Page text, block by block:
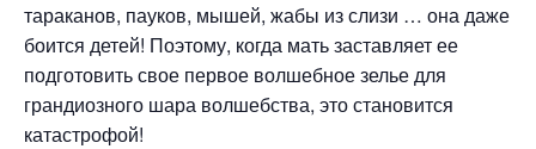
тараканов, пауков, мышей, жабы из слизи … она даже
боится детей! Поэтому, когда мать заставляет ее
подготовить свое первое волшебное зелье для
грандиозного шара волшебства, это становится
катастрофой!